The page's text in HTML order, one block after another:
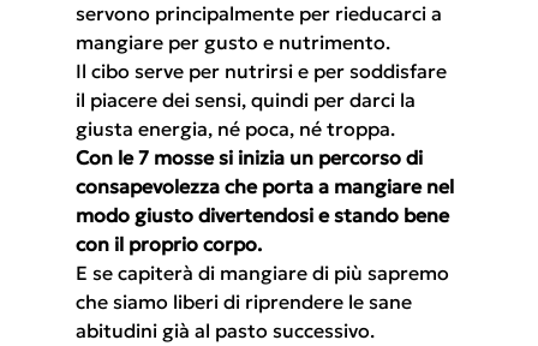
servono principalmente per rieducarci a
mangiare per gusto e nutrimento.
Il cibo serve per nutrirsi e per soddisfare
il piacere dei sensi, quindi per darci la
giusta energia, né poca, né troppa.
Con le 7 mosse si inizia un percorso di
consapevolezza che porta a mangiare nel
modo giusto divertendosi e stando bene
con il proprio corpo.
E se capiterà di mangiare di più sapremo
che siamo liberi di riprendere le sane
abitudini già al pasto successivo.